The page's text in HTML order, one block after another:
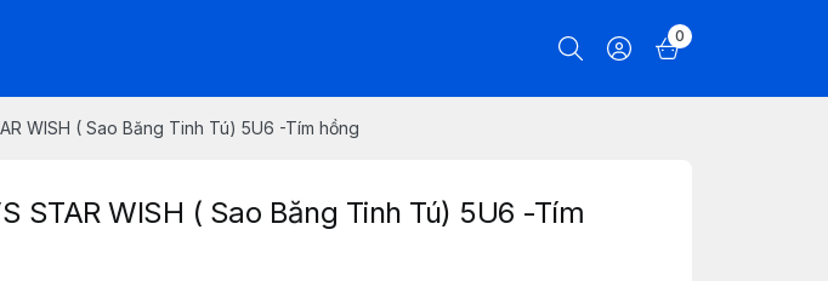
0
WISH ( Sao Băng Tinh Tú) 5U6 -Tím hồng
STAR WISH ( Sao Băng Tinh Tú) 5U6 -Tím